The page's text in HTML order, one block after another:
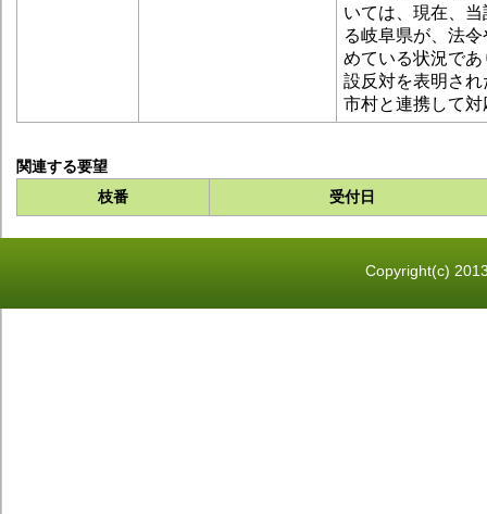
いては、現在、
る岐阜県が、法
めている状況で
設反対を表明さ
市村と連携して
関連する要望
枝番
受付日
Copyright(c)